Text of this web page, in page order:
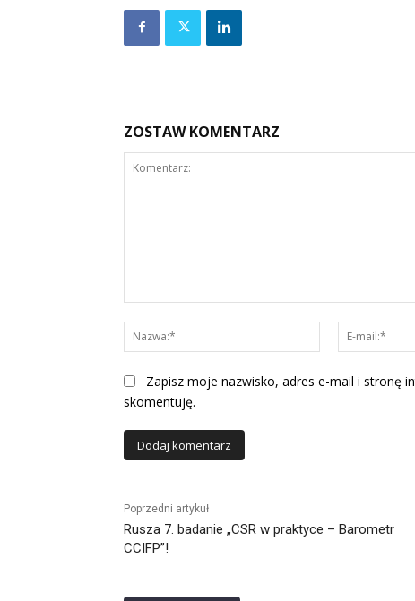
ZOSTAW KOMENTARZ
Nazwa:*
Zapisz moje nazwisko, adres e-mail i stronę
skomentuję.
Poprzedni artykuł
Rusza 7. badanie „CSR w praktyce – Barometr
CCIFP”!